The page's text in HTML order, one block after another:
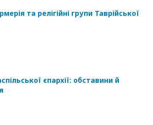
та релігійні групи Таврійської
єпархії: обставини й